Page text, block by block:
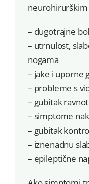
– dugotrajne
– utrnulost,
nogama
– jake i uporne
– probleme s
– gubitak
– simptome
– gubitak
– iznenadnu
– epileptične